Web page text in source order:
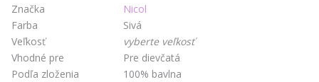
Značka
Nicol
Farba
Sivá
Veľkosť
vyberte veľkosť
Vhodné pre
Pre dievčatá
Podľa zloženia
100% bavlna